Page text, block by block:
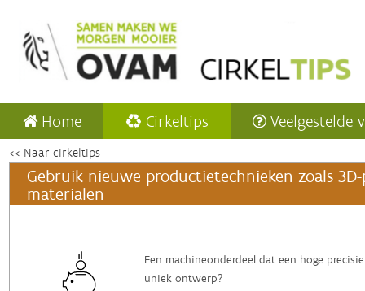
Home Cirkeltips Veelgestelde
<< Naar cirkeltips
Gebruik nieuwe productietechnieken zoals
materialen
Een machineonderdeel dat een hoge
uniek ontwerp?